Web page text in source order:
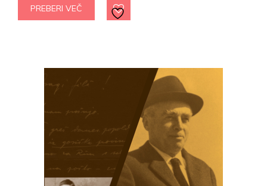
PREBERI VEČ